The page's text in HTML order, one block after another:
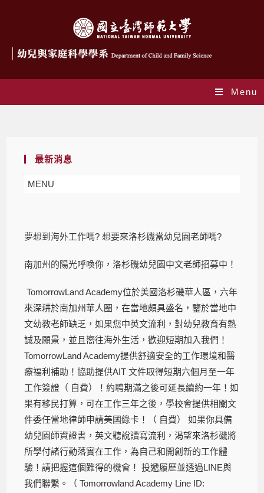
Menu
最新消息
MENU
夢想到海外工作嗎? 想要來洛杉磯當幼兒園老師嗎?
南加州的陽光呼喚你，洛杉磯幼兒園中文老師招募中！
TomorrowLand Academy位於美國洛杉磯華人區，六年
來深耕於南加州華人圈，在當地頗具盛名，鑒於當地中
文幼教老師缺乏，如果您中英文流利，對幼兒教育有熱
誠及願景，並且嚮往海外生活，歡迎短期加入我們！
TomorrowLand Academy提供舒適安全的工作環境和醫
療福利補助！協助提供AIT 文件取得短期六個月至一年
工作簽證（ 自費）！約聘期滿之後可延長續約一年！如
果有移民打算，可在工作三年之後，學校會提供相關文
件委任當地律師申請美國綠卡！（ 自費） 如果你具備
幼兒園師資證書，英文聽說讀寫流利，渴望來洛杉磯將
所學付諸行動落實在工作，為自己和開創新的工作體
驗！請把握這個難得的機會！ 投遞履歷並透過LINE與
我們聯繫。（ Tomorrowland Academy Line ID: